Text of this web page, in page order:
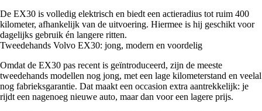
De EX30 is volledig elektrisch en biedt een actieradius tot ruim 400
kilometer, afhankelijk van de uitvoering. Hiermee is hij geschikt voor
dagelijks gebruik én langere ritten.
Tweedehands Volvo EX30: jong, modern en voordelig
Omdat de EX30 pas recent is geïntroduceerd, zijn de meeste
tweedehands modellen nog jong, met een lage kilometerstand en veelal
nog fabrieksgarantie. Dat maakt een occasion extra aantrekkelijk: je
rijdt een nagenoeg nieuwe auto, maar dan voor een lagere prijs.